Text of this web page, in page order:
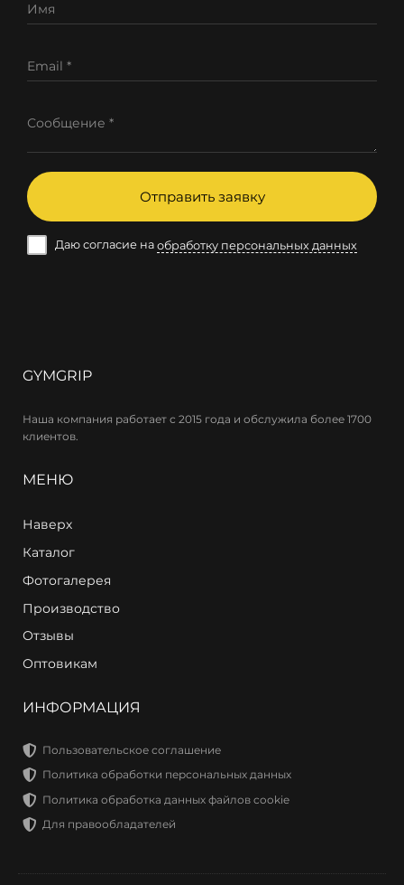
Имя
Email *
Сообщение *
Отправить заявку
Даю согласие на обработку персональных данных
GYMGRIP
Наша компания работает с 2015 года и обслужила более 1700
клиентов.
МЕНЮ
Наверх
Каталог
Фотогалерея
Производство
Отзывы
Оптовикам
ИНФОРМАЦИЯ
Пользовательское соглашение
Политика обработки персональных данных
Политика обработка данных файлов cookie
Для правообладателей